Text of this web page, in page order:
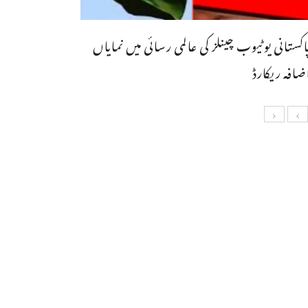
یوٹیوب چینلز کی عالمی رسائی میں نمایاں
ریکارڈ